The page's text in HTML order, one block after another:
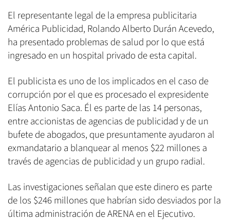
El representante legal de la empresa publicitaria
América Publicidad, Rolando Alberto Durán Acevedo,
ha presentado problemas de salud por lo que está
ingresado en un hospital privado de esta capital.
El publicista es uno de los implicados en el caso de
corrupción por el que es procesado el expresidente
Elías Antonio Saca. Él es parte de las 14 personas,
entre accionistas de agencias de publicidad y de un
bufete de abogados, que presuntamente ayudaron al
exmandatario a blanquear al menos $22 millones a
través de agencias de publicidad y un grupo radial.
Las investigaciones señalan que este dinero es parte
de los $246 millones que habrían sido desviados por la
última administración de ARENA en el Ejecutivo.